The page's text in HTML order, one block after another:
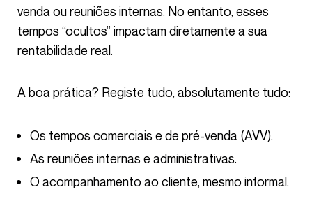
venda ou reuniões internas. No entanto, esses
tempos “ocultos” impactam diretamente a sua
rentabilidade real.
A boa prática? Registe tudo, absolutamente tudo:
Os tempos comerciais e de pré-venda (AVV).
As reuniões internas e administrativas.
O acompanhamento ao cliente, mesmo informal.